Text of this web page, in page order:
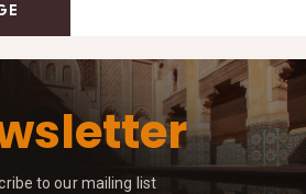
to our mailing list